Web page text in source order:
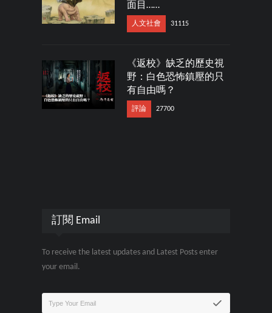
面目……
人文社會 31115
《返校》缺乏的歷史視
野：白色恐怖鎮壓的只
有自由嗎？
評論 27700
訂閱 Email
To receive the latest updates and Latest Posts enter
your email.